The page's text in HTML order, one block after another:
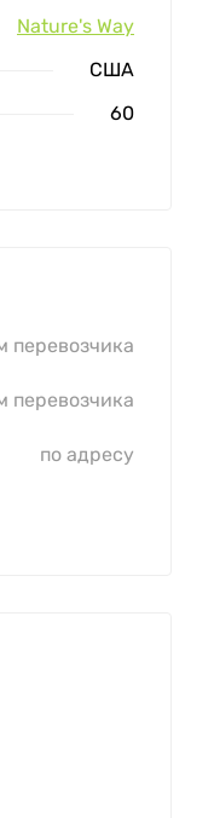
перевозчика
перевозчика
по адресу
Nature's Way
США
60